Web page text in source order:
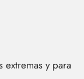
y para